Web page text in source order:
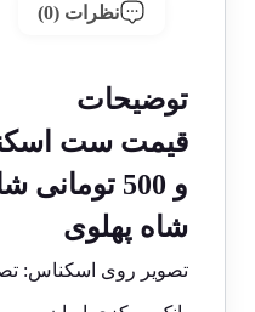
نظرات (0)
توضیحات
و 500
شاه پهلوی
تصویر روی اسکناس: